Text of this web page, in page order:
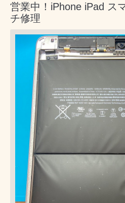
営業中！iPhone iPad ス
チ修理